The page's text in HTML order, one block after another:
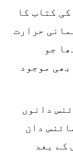
کتاب کا
حرارت
جو
موجود
دانوں
دان
کے بعد